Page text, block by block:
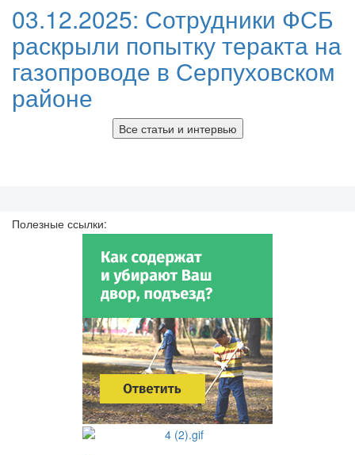
03.12.2025: Сотрудники ФСБ
раскрыли попытку теракта на
газопроводе в Серпуховском
районе
Все статьи и интервью
Полезные ссылки: